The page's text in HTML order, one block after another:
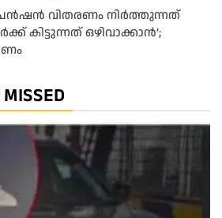
പെൻഷൻ വിതരണം നി‍‍ർത്തുന്നത്
കിട്ടുന്നത് ഒഴിവാക്കാൻ’;